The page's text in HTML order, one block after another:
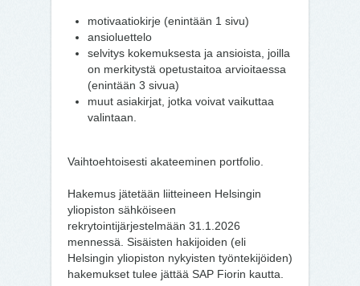
motivaatiokirje (enintään 1 sivu)
ansioluettelo
selvitys kokemuksesta ja ansioista, joilla
on merkitystä opetustaitoa arvioitaessa
(enintään 3 sivua)
muut asiakirjat, jotka voivat vaikuttaa
valintaan.
Vaihtoehtoisesti akateeminen portfolio.
Hakemus jätetään liitteineen Helsingin
yliopiston sähköiseen
rekrytointijärjestelmään 31.1.2026
mennessä. Sisäisten hakijoiden (eli
Helsingin yliopiston nykyisten työntekijöiden)
hakemukset tulee jättää SAP Fiorin kautta.